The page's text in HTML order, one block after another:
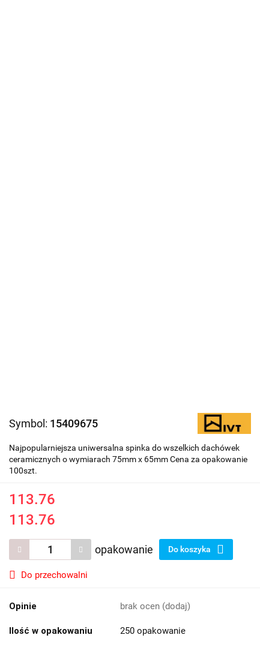
Symbol: 15409675
Najpopularniejsza uniwersalna spinka do wszelkich dachówek
ceramicznych o wymiarach 75mm x 65mm Cena za opakowanie
100szt.
113.76
113.76
opakowanie Do koszyka
Do przechowalni
Opinie brak ocen (dodaj)
Ilość w opakowaniu 250 opakowanie